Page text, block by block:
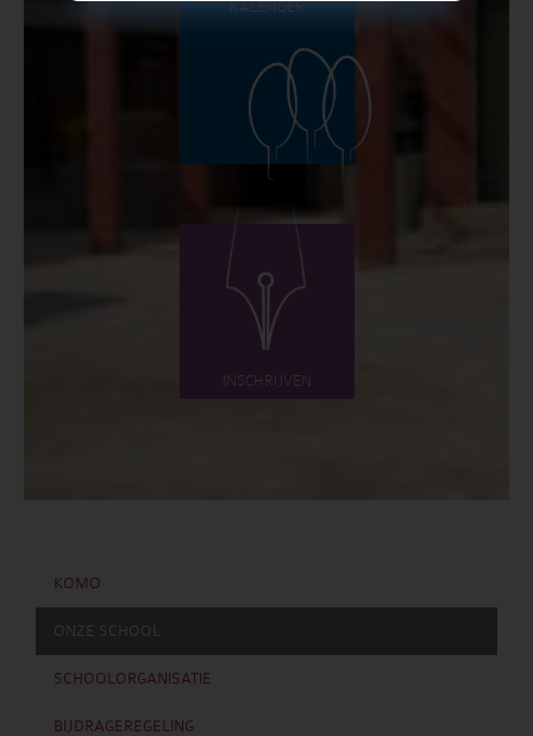
KALENDER
INSCHRIJVEN
KOMO
ONZE SCHOOL
SCHOOLORGANISATIE
BIJDRAGEREGELING